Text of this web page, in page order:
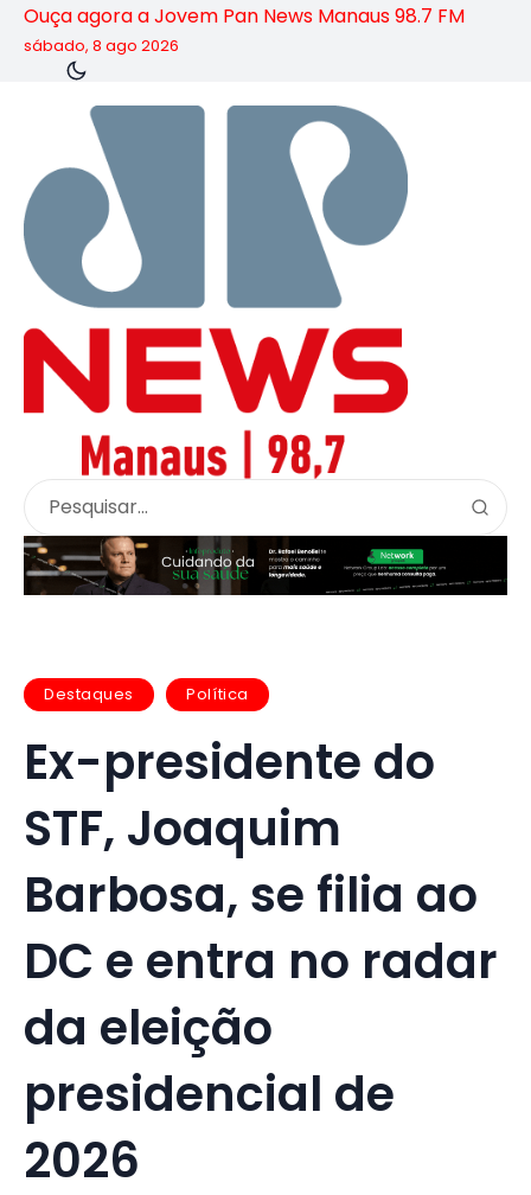
Ouça agora a Jovem Pan News Manaus 98.7 FM
sábado, 8 ago 2026
Destaques Política
Ex-presidente do
STF, Joaquim
Barbosa, se filia ao
DC e entra no radar
da eleição
presidencial de
2026